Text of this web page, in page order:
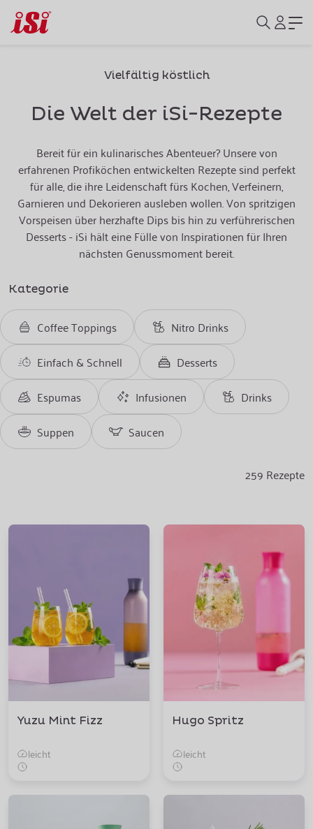
Vielfältig köstlich
Die Welt der iSi-Rezepte
Bereit für ein kulinarisches Abenteuer? Unsere von
erfahrenen Profiköchen entwickelten Rezepte sind perfekt
für alle, die ihre Leidenschaft fürs Kochen, Verfeinern,
Garnieren und Dekorieren ausleben wollen. Von spritzigen
Vorspeisen über herzhafte Dips bis hin zu verführerischen
Desserts - iSi hält eine Fülle von Inspirationen für Ihren
nächsten Genussmoment bereit.
Kategorie
Coffee Toppings
Nitro Drinks
Einfach & Schnell
Desserts
Espumas
Infusionen
Drinks
Suppen
Saucen
259 Rezepte
Yuzu Mint Fizz
leicht
Hugo Spritz
leicht